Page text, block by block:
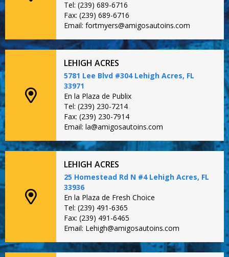
Tel: (239) 689-6716
Fax: (239) 689-6716
Email: fortmyers@amigosautoins.com
LEHIGH ACRES
5781 Lee Blvd #304 Lehigh Acres, FL
33971
En la Plaza de Publix
Tel: (239) 230-7214
Fax: (239) 230-7914
Email: la@amigosautoins.com
LEHIGH ACRES
25 Homestead Rd N #4 Lehigh Acres, FL
33936
En la Plaza de Fresh Choice
Tel: (239) 491-6365
Fax: (239) 491-6465
Email: Lehigh@amigosautoins.com